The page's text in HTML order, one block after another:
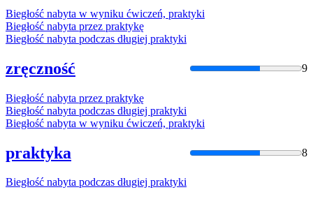
Biegłość nabyta w wyniku ćwiczeń, praktyki
Biegłość nabyta przez praktykę
Biegłość nabyta podczas długiej praktyki
zręczność 9
Biegłość nabyta przez praktykę
Biegłość nabyta podczas długiej praktyki
Biegłość nabyta w wyniku ćwiczeń, praktyki
praktyka 8
Biegłość nabyta podczas długiej praktyki